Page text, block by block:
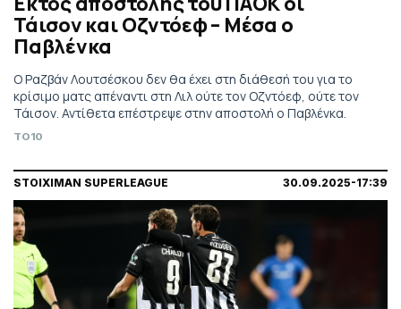
Τάισον και Οζντόεφ – Μέσα ο
Παβλένκα
Ο Ραζβάν Λουτσέσκου δεν θα έχει στη διάθεσή του για το
κρίσιμο ματς απέναντι στη Λιλ ούτε τον Οζντόεφ, ούτε τον
Τάισον. Αντίθετα επέστρεψε στην αποστολή ο Παβλένκα.
TO10
STOIXIMAN SUPERLEAGUE 30.09.2025-17:39